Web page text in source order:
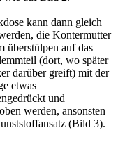
kann dann gleich
die Kontermutter
überstülpen auf das
(dort, wo später
darüber greift) mit der
etwas
und
werden, ansonsten
(Bild 3).